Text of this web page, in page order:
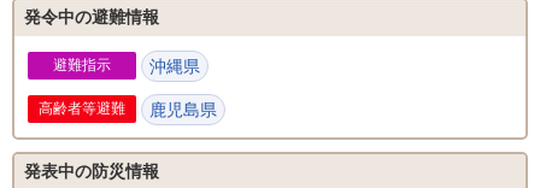
発令中の避難情報
避難指示 沖縄県
高齢者等避難 鹿児島県
発表中の防災情報